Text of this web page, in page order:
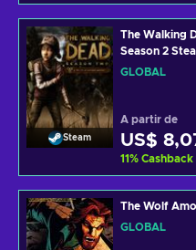
Steam
The Walking
Season 2
GLOBAL
A partir de
US$
11% Cashback
The Wolf
GLOBAL